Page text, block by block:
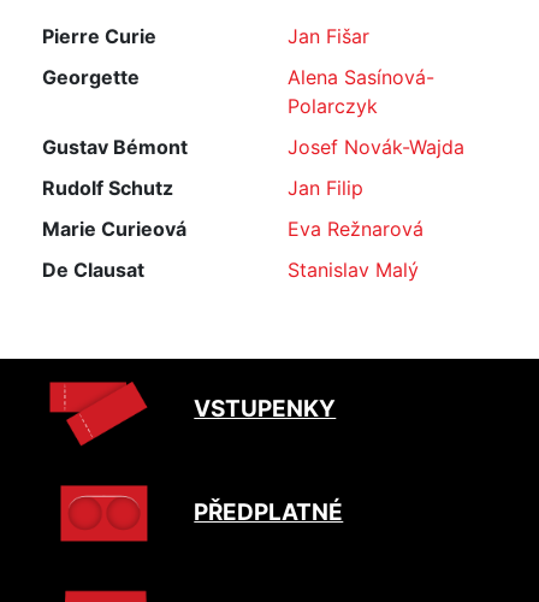
Pierre Curie
Jan Fišar
Georgette
Alena Sasínová-
Polarczyk
Gustav Bémont
Josef Novák-Wajda
Rudolf Schutz
Jan Filip
Marie Curieová
Eva Režnarová
De Clausat
Stanislav Malý
VSTUPENKY
PŘEDPLATNÉ